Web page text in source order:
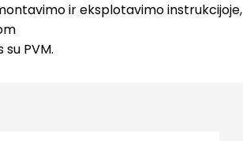
ir eksplotavimo instrukcijoje,
PVM.